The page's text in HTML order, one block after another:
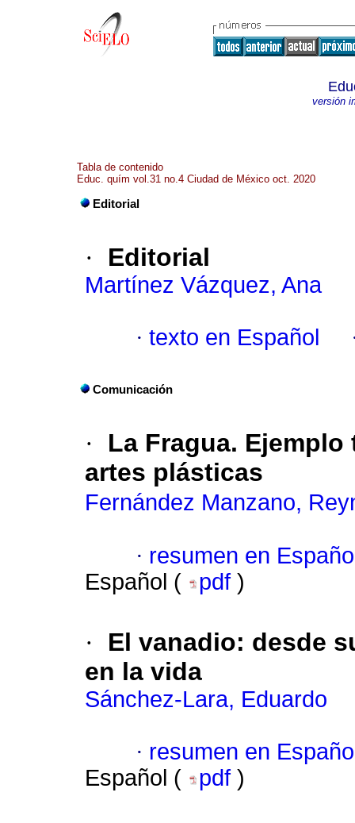
versión
Tabla de contenido
Educ. quím vol.31 no.4 Ciudad de México oct. 2020
Editorial
· Editorial
Martínez Vázquez, Ana
· texto en Español
Comunicación
·
La Fragua.
artes plásticas
Fernández Manzano,
· resumen en
Español (
pdf )
·
El vanadio: desde
en la vida
Sánchez-Lara, Eduardo
· resumen en
Español (
pdf )